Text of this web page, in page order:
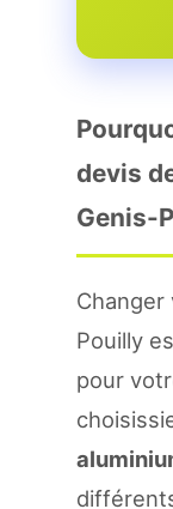
devis
Genis-
Pouilly
pour